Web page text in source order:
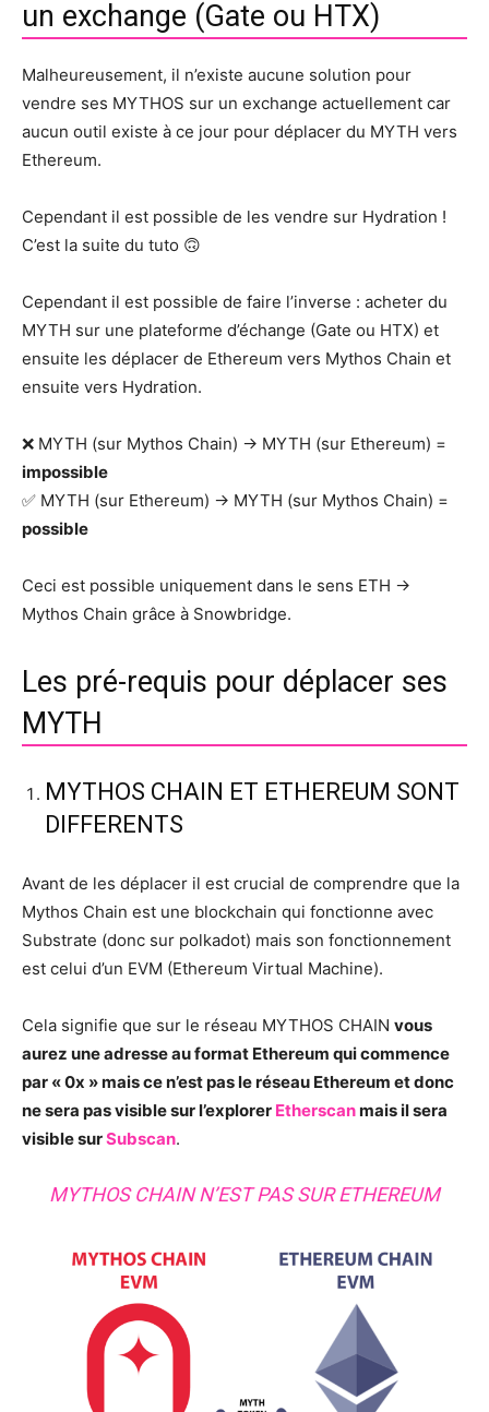
un exchange (Gate ou HTX)
Malheureusement, il n’existe aucune solution pour
vendre ses MYTHOS sur un exchange actuellement car
aucun outil existe à ce jour pour déplacer du MYTH vers
Ethereum.
Cependant il est possible de les vendre sur Hydration !
C’est la suite du tuto 🙃
Cependant il est possible de faire l’inverse : acheter du
MYTH sur une plateforme d’échange (Gate ou HTX) et
ensuite les déplacer de Ethereum vers Mythos Chain et
ensuite vers Hydration.
❌ MYTH (sur Mythos Chain) -> MYTH (sur Ethereum) =
impossible
✅ MYTH (sur Ethereum) -> MYTH (sur Mythos Chain) =
possible
Ceci est possible uniquement dans le sens ETH ->
Mythos Chain grâce à Snowbridge.
Les pré-requis pour déplacer ses
MYTH
MYTHOS CHAIN ET ETHEREUM SONT
DIFFERENTS
Avant de les déplacer il est crucial de comprendre que la
Mythos Chain est une blockchain qui fonctionne avec
Substrate (donc sur polkadot) mais son fonctionnement
est celui d’un EVM (Ethereum Virtual Machine).
Cela signifie que sur le réseau MYTHOS CHAIN vous
aurez une adresse au format Ethereum qui commence
par « 0x » mais ce n’est pas le réseau Ethereum et donc
ne sera pas visible sur l’explorer Etherscanmais il sera
visible surSubscan.
MYTHOS CHAIN N’EST PAS SUR ETHEREUM